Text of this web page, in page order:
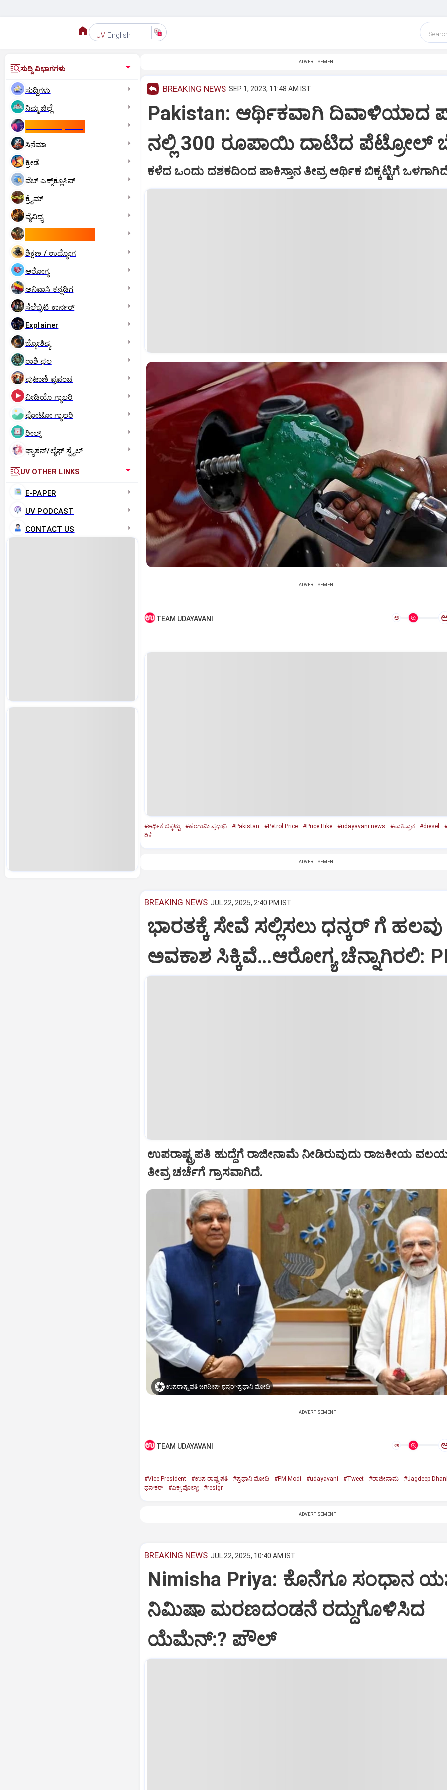
UV English
ಸುದ್ದಿ ವಿಭಾಗಗಳು
ಸುದ್ದಿಗಳು
ನಿಮ್ಮ ಜಿಲ್ಲೆ
ಸಿನೆಮಾ
ಕ್ರೀಡೆ
ವೆಬ್ ಎಕ್ಸ್‌ಕ್ಲೂಸಿವ್
ಕ್ರೈಮ್
ವೈವಿಧ್ಯ
ಶಿಕ್ಷಣ / ಉದ್ಯೋಗ
ಆರೋಗ್ಯ
ಅನಿವಾಸಿ ಕನ್ನಡಿಗ
ಸೆಲೆಬ್ರಿಟಿ ಕಾರ್ನರ್‌
Explainer
ಜ್ಯೋತಿಷ್ಯ
ರಾಶಿ ಫಲ
ಪುಟಾಣಿ ಪ್ರಪಂಚ
ವೀಡಿಯೊ ಗ್ಯಾಲರಿ
ಫೋಟೋ ಗ್ಯಾಲರಿ
ರೀಲ್ಸ್
ಫ್ಯಾಶನ್/ಲೈಫ್‌ ಸ್ಟೈಲ್
UV OTHER LINKS
E-PAPER
UV PODCAST
CONTACT US
ADVERTISEMENT
BREAKING NEWS SEP 1, 2023, 11:48 AM IST
Pakistan: ಆರ್ಥಿಕವಾಗಿ ದಿವಾಳಿಯಾದ
ನಲ್ಲಿ 300 ರೂಪಾಯಿ ದಾಟಿದ ಪೆಟ್ರೋಲ್‌
ಕಳೆದ ಒಂದು ದಶಕದಿಂದ ಪಾಕಿಸ್ತಾನ ತೀವ್ರ ಆರ್ಥಿಕ ಬಿಕ್ಕಟ್ಟಿಗೆ
ADVERTISEMENT
TEAM UDAYAVANI ಅ
#ಆರ್ಥಿಕ ಬಿಕ್ಕಟ್ಟು #ಹಂಗಾಮಿ ಪ್ರಧಾನಿ #Pakistan #Petrol Price #Price Hike #udayavani news #ಪಾಕಿಸ್ತಾನ #diesel
ರಿಕೆ
ADVERTISEMENT
BREAKING NEWS JUL 22, 2025, 2:40 PM IST
ಭಾರತಕ್ಕೆ ಸೇವೆ ಸಲ್ಲಿಸಲು ಧನ್ಕರ್‌ ಗೆ ಹಲವು
ಅವಕಾಶ ಸಿಕ್ಕಿವೆ…ಆರೋಗ್ಯ ಚೆನ್ನಾಗಿರಲಿ:
ಉಪರಾಷ್ಟ್ರಪತಿ ಹುದ್ದೆಗೆ ರಾಜೀನಾಮೆ ನೀಡಿರುವುದು ರಾಜಕೀಯ
ತೀವ್ರ ಚರ್ಚೆಗೆ ಗ್ರಾಸವಾಗಿದೆ.
ಉಪರಾಷ್ಟ್ರಪತಿ ಜಗದೀಪ್‌ ಧನ್ಕರ್-ಪ್ರಧಾನಿ ಮೋದಿ
ADVERTISEMENT
TEAM UDAYAVANI ಅ
#Vice President #ಉಪ ರಾಷ್ಟ್ರಪತಿ #ಪ್ರಧಾನಿ ಮೋದಿ #PM Modi #udayavani #Tweet #ರಾಜೀನಾಮೆ
#Jagdeep
ಧನ್‌ಕರ್‌
#ಎಕ್ಸ್‌ ಪೋಸ್ಟ್ #resign
ADVERTISEMENT
BREAKING NEWS JUL 22, 2025, 10:40 AM IST
Nimisha Priya: ಕೊನೆಗೂ ಸಂಧಾನ
ನಿಮಿಷಾ ಮರಣದಂಡನೆ ರದ್ದುಗೊಳಿಸಿದ
ಯೆಮೆನ್:? ಪೌಲ್